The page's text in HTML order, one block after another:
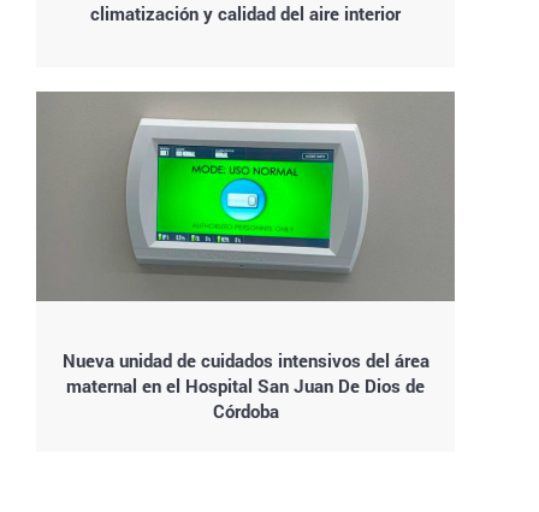
climatización y calidad del aire interior
Nueva unidad de cuidados intensivos del área
maternal en el Hospital San Juan De Dios de
Córdoba